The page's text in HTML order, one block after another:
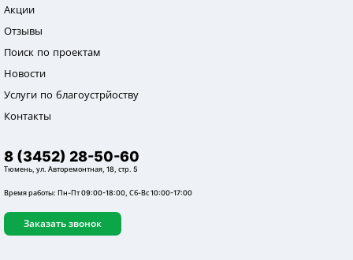
Акции
Отзывы
Поиск по проектам
Новости
Услуги по благоустрйоству
Контакты
8 (3452) 28-50-60
Тюмень, ул. Авторемонтная, 18, стр. 5
Время работы: Пн-Пт 09:00-18:00, Сб-Вс 10:00-17:00
Заказать звонок